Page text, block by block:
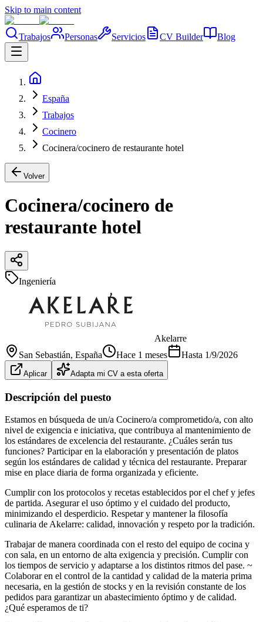
Skip to main content
Trabajos Personas Servicios CV Builder Blog
España
Trabajos
Cocinero
Cocinera/cocinero de restaurante hotel
Volver
Cocinera/cocinero de
restaurante hotel
Ingeniería
Akelarre
San Sebastián, España Hace 1 meses Hasta 1/9/2026
Aplicar Adapta mi CV a esta oferta
Descripción del puesto
Estamos en búsqueda de un/a Cocinero/a comprometido/a, con alto
nivel de exigencia e iniciativa, que contribuya al mantenimiento de
los estándares de excelencia del restaurante. ¿Cuáles serán tus
funciones? Participar en la elaboración y presentación de platos
según los estándares de calidad y técnica del restaurante. Preparar
mise en place diaria de forma organizada y eficiente.
Cumplir con los protocolos y recetas establecidos por el chef y jefes
de partida. Asegurar el uso óptimo y el cuidado del producto,
minimizando el desperdicio. Respetar y mantener la filosofía
culinaria de Akelarre: calidad, innovación y respeto por la tradición.
Trabajar de manera coordinada con el resto del equipo de cocina y
con sala, en un entorno de alta exigencia y precisión. Cumplir con
los tiempos de servicio y adaptarse a los distintos ritmos del pase. ~
Colaborar en el control de la cantidad y calidad de la materia prima
necesaria, en la gestión de stocks y en la revisión constante de los
pedidos para garantizar un abastecimiento óptimo y de calidad.
¿Qué esperamos de ti?